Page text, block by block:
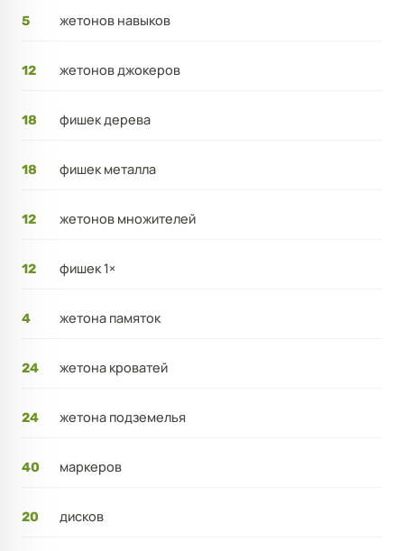
5 жетонов навыков
12 жетонов джокеров
18 фишек дерева
18 фишек металла
12 жетонов множителей
12 фишек 1×
4 жетона памяток
24 жетона кроватей
24 жетона подземелья
40 маркеров
20 дисков